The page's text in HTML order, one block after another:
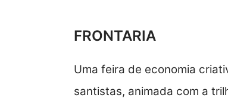
FRONTARIA
Uma feira de economia
santistas, animada com a